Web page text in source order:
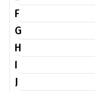
F
G
H
I
J